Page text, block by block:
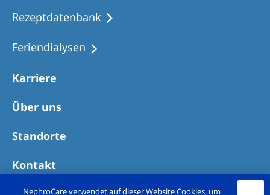
Slovenia
Spain
Sweden
Asia Pacific
Rezeptdatenbank
Feriendialysen
Karriere
Über uns
Standorte
Kontakt
NephroCare verwendet auf dieser Website Cookies, um